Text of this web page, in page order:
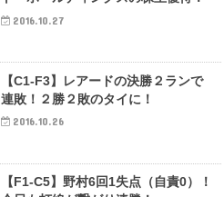
2016.10.27
【C1-F3】レアードの決勝２ランで
連敗！２勝２敗のタイに！
2016.10.26
【F1-C5】野村6回1失点（自責0）！